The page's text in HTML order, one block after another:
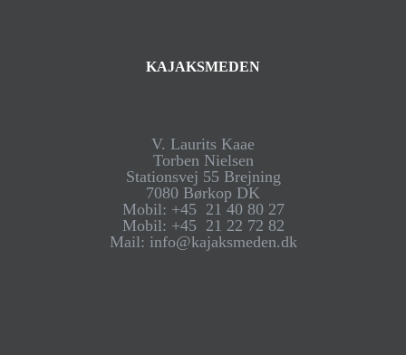
KAJAKSMEDEN
V. Laurits Kaae
Torben Nielsen
Stationsvej 55 Brejning
7080 Børkop DK
Mobil: +45 21 40 80 27
Mobil: +45 21 22 72 82
Mail: info@kajaksmeden.dk